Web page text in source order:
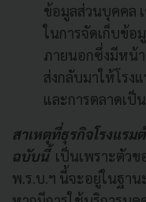
ข้อมูลส่วนบุคคล เ
ในการจัดเก็บข้อ
ภายนอกซึ่งมีหน้
ส่งกลับมาให้โรง
และการตลาดเป็
สาเหตุที่ธุรกิจโรงแร
ฉบับนี้ เป็นเพราะตัว
พ.ร.บ.ฯ นี้จะอยู่ในฐา